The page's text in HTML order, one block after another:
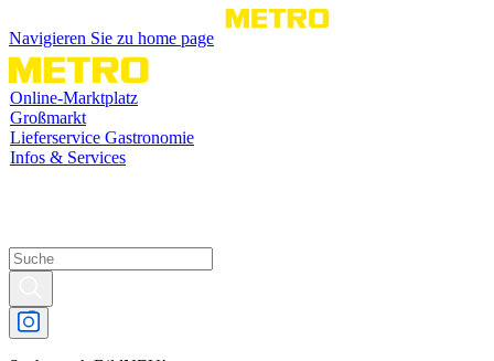
Navigieren Sie zu home page
Online-Marktplatz
Großmarkt
Lieferservice Gastronomie
Infos & Services